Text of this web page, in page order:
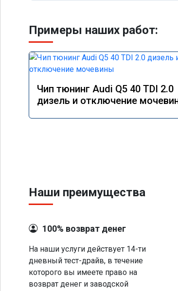
Примеры наших работ:
Чип тюнинг Audi Q5 40 TDI 2.0
дизель и отключение
Наши преимущества
100% возврат денег
На наши услуги действует 14-ти
дневный тест-драйв, в течение
которого вы имеете право на
возврат денег и заводской